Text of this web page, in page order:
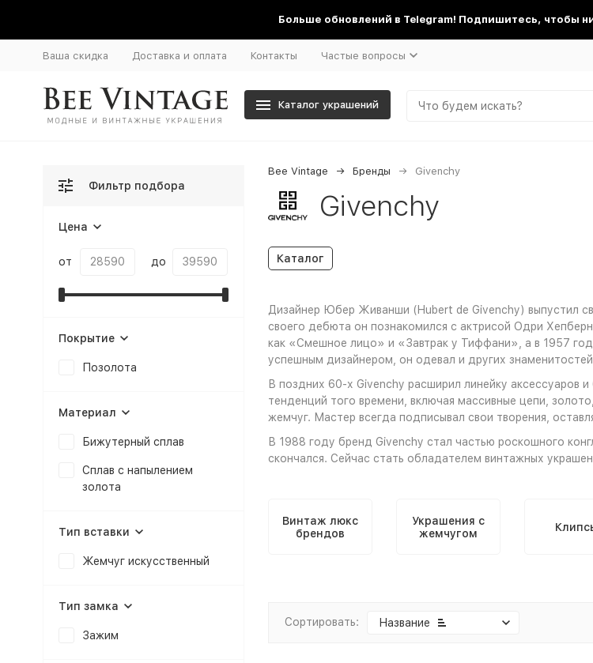
Больше обновлений в Telegram! Подпишитесь, чтобы
Ваша скидка Доставка и оплата Контакты Частые вопросы
Каталог украшений
Bee Vintage Бренды Givenchy
Givenchy
Каталог
Дизайнер Юбер Живанши (Hubert de Givenchy) выпустил
своего дебюта он познакомился с актрисой Одри
как «Смешное лицо» и «Завтрак у Тиффани», а в 1957
успешным дизайнером, он одевал и других
В поздних 60-х Givenchy расширил линейку
тенденций того времени, включая массивные цепи,
жемчуг. Мастер всегда подписывал свои творения,
В 1988 году бренд Givenchy стал частью роскошного
скончался. Сейчас стать обладателем винтажных
Винтаж люкс
брендов
Украшения с
жемчугом
Сортировать: Название
Фильтр подбора
Цена
от до
Покрытие
Позолота
Материал
Бижутерный сплав
Сплав с напылением
золота
Тип вставки
Жемчуг искусственный
Тип замка
Зажим